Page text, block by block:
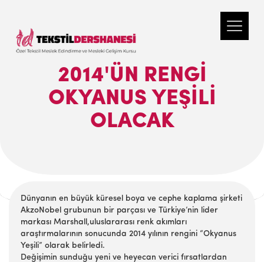
2014'ÜN RENGI
OKYANUS YEŞILI
OLACAK
Dünyanın en büyük küresel boya ve cephe kaplama şirketi
AkzoNobel grubunun bir parçası ve Türkiye’nin lider
markası Marshall,uluslararası renk akımları
araştırmalarının sonucunda 2014 yılının rengini “Okyanus
Yeşili” olarak belirledi.
Değişimin sunduğu yeni ve heyecan verici fırsatlardan